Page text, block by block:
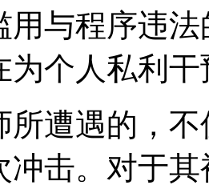
用与程序违
为个人私利
所遭遇的，
冲击。对于